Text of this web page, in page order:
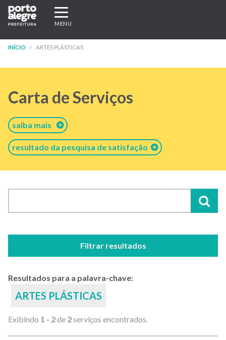
Pular
para
conteúdo
Expandir/recolher
navegação
MENU
INÍCIO ARTES PLÁSTICAS
Carta de Serviços
saiba mais
resultado da pesquisa de satisfação
Filtrar resultados
Resultados para a palavra-chave:
ARTES PLÁSTICAS
Exibindo 1 - 2de 2serviços encontrados.